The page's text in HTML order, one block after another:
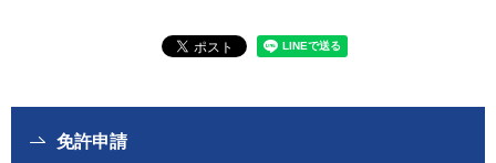
免許申請